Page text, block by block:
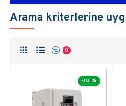
Arama kriterlerine
0
-10 %